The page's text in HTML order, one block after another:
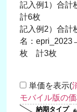
記入例1）合計
計6枚
記入例2）合計
名：
枚 計3枚
単価を表示(